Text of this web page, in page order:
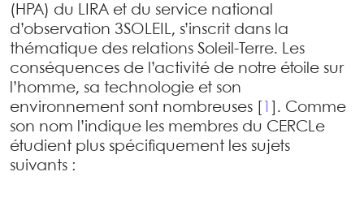
(HPA) du LIRA et du service national
d’observation 3SOLEIL, s’inscrit dans la
thématique des relations Soleil-Terre. Les
conséquences de l’activité de notre étoile sur
l’homme, sa technologie et son
environnement sont nombreuses
. Comme
son nom l’indique les membres du CERCLe
étudient plus spécifiquement les sujets
suivants :